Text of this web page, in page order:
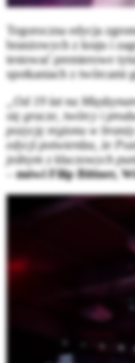
Tegoroczna edycja
branżowych z kraju i
testować premierowe
spotkaniach z twórcami
„Od 19 lat na
się gracze, twórcy i
pozycję regionu w
edycji potwierdza, że
jednym z kluczowych
–mówi Filip Bittner,